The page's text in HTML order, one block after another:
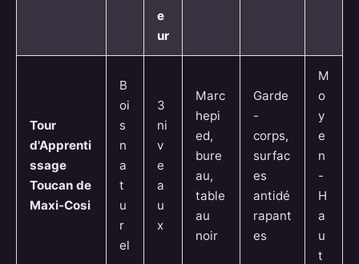
e
ur
Tour
d'Apprenti
ssage
Toucan de
Maxi-Cosi
B
oi
s
n
a
t
u
r
el
3
ni
v
e
a
u
x
Marc
hepi
ed,
bure
au,
table
au
noir
Garde
-
corps,
surfac
es
antidé
rapant
es
M
o
y
e
n
-
H
a
u
t